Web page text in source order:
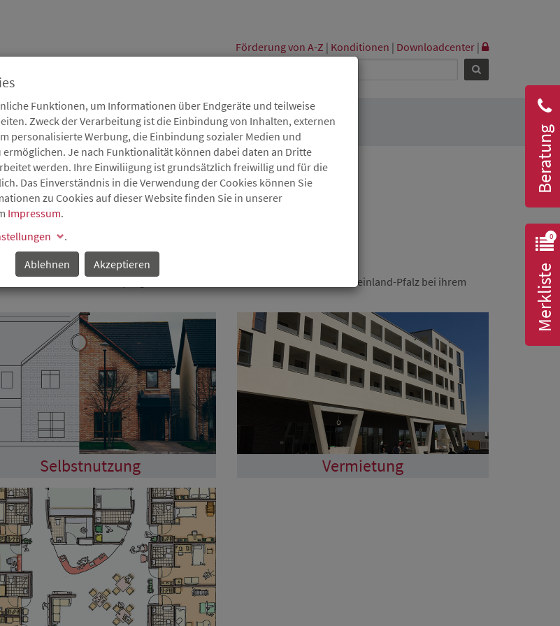
Förderung von A-Z | Konditionen | Downloadcenter |
Service Aktuelles
Beratung
0
Merkliste
WIR SIE UNTERSTÜTZEN?
- Mit unseren Förderprogrammen unterstützen wir die Menschen in Rheinland-Pfalz bei ihrem
Selbstnutzung Vermietung
Funktionen, um Informationen über Endgeräte und teilweise
Zweck der Verarbeitung ist die Einbindung von Inhalten, externen
personalisierte Werbung, die Einbindung sozialer Medien und
ermöglichen. Je nach Funktionalität können dabei daten an Dritte
werden. Ihre Einwiliigung ist grundsätzlich freiwillig und für die
Das Einverständnis in die Verwendung der Cookies können Sie
zu Cookies auf dieser Website finden Sie in unserer
Impressum.
.
Ablehnen
Akzeptieren